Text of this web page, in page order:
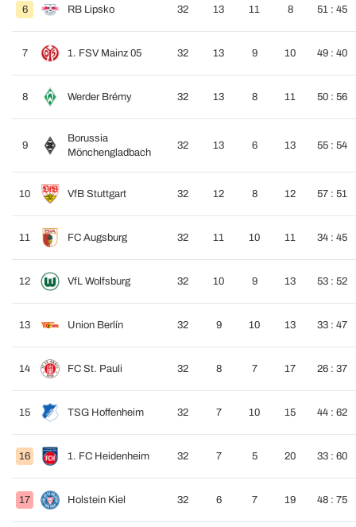
6 RB Lipsko 32 13 11 8 51 : 45
7 1. FSV Mainz 05 32 13 9 10 49 : 40
8 Werder Brémy 32 13 8 11 50 : 56
9
Borussia
Mönchengladbach
32 13 6 13 55 : 54
10 VfB Stuttgart 32 12 8 12 57 : 51
11 FC Augsburg 32 11 10 11 34 : 45
12 VfL Wolfsburg 32 10 9 13 53 : 52
13 Union Berlín 32 9 10 13 33 : 47
14 FC St. Pauli 32 8 7 17 26 : 37
15 TSG Hoffenheim 32 7 10 15 44 : 62
16 1. FC Heidenheim 32 7 5 20 33 : 60
17 Holstein Kiel 32 6 7 19 48 : 75